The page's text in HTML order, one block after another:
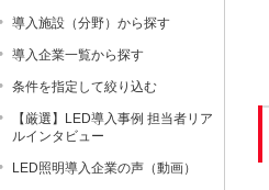
導入施設（分野）から探す
導入企業一覧から探す
条件を指定して絞り込む
【厳選】LED導入事例 担当者リア
ルインタビュー
LED照明導入企業の声（動画）